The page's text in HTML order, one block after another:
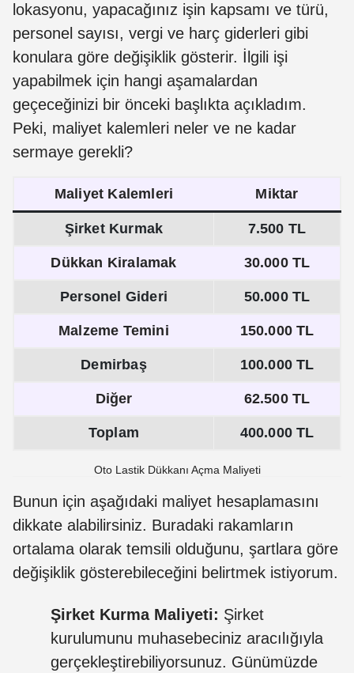
lokasyonu, yapacağınız işin kapsamı ve türü,
personel sayısı, vergi ve harç giderleri gibi
konulara göre değişiklik gösterir. İlgili işi
yapabilmek için hangi aşamalardan
geçeceğinizi bir önceki başlıkta açıkladım.
Peki, maliyet kalemleri neler ve ne kadar
sermaye gerekli?
Maliyet Kalemleri Miktar
Şirket Kurmak 7.500 TL
Dükkan Kiralamak 30.000 TL
Personel Gideri 50.000 TL
Malzeme Temini 150.000 TL
Demirbaş 100.000 TL
Diğer 62.500 TL
Toplam 400.000 TL
Oto Lastik Dükkanı Açma Maliyeti
Bunun için aşağıdaki maliyet hesaplamasını
dikkate alabilirsiniz. Buradaki rakamların
ortalama olarak temsili olduğunu, şartlara göre
değişiklik gösterebileceğini belirtmek istiyorum.
Şirket Kurma Maliyeti: Şirket
kurulumunu muhasebeciniz aracılığıyla
gerçekleştirebiliyorsunuz. Günümüzde